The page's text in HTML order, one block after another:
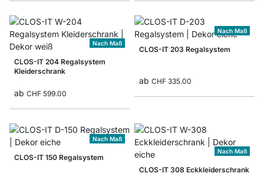
Nach Maß
CLOS-IT 204 Regalsystem
Kleiderschrank
ab CHF 599.00
Nach Maß
CLOS-IT 203 Regalsystem
ab CHF 335.00
Nach Maß
CLOS-IT 150 Regalsystem
Nach Maß
CLOS-IT 308 Eckkleiderschrank